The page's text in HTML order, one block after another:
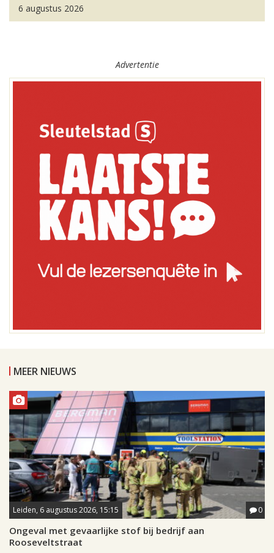
6 augustus 2026
Advertentie
MEER NIEUWS
Leiden, 6 augustus 2026, 15:15 0
Ongeval met gevaarlijke stof bij bedrijf aan
Rooseveltstraat